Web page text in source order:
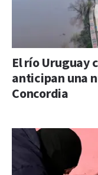
El río Uruguay
anticipan una
Concordia